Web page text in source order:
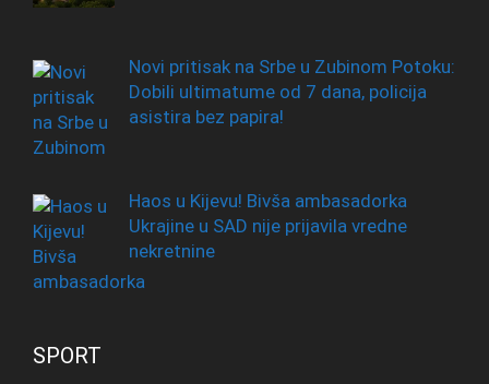
Novi pritisak na Srbe u Zubinom Potoku:
Dobili ultimatume od 7 dana, policija
asistira bez papira!
Haos u Kijevu! Bivša ambasadorka
Ukrajine u SAD nije prijavila vredne
nekretnine
SPORT